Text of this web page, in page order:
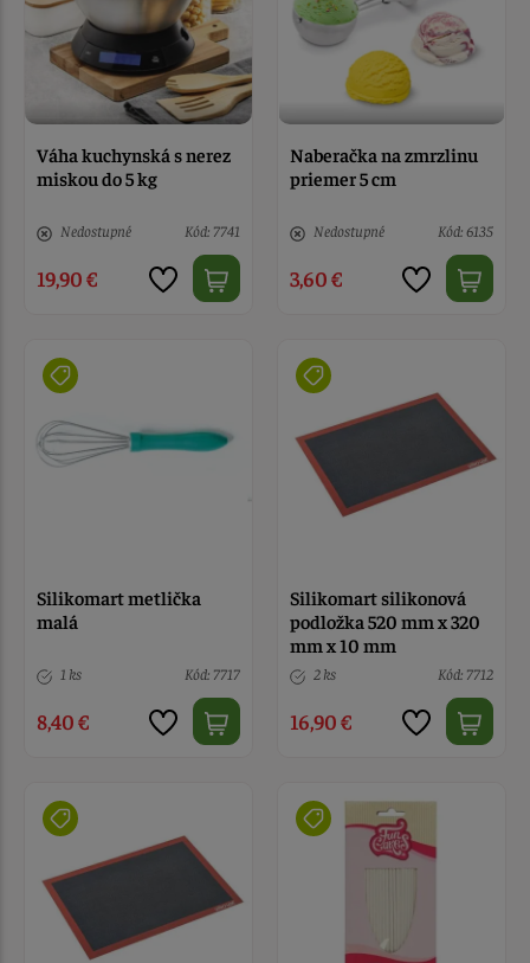
Váha kuchynská s nerez
miskou do 5 kg
Nedostupné Kód: 7741
19,90 €
Naberačka na zmrzlinu
priemer 5 cm
Nedostupné Kód: 6135
3,60 €
Silikomart metlička
malá
1 ks Kód: 7717
8,40 €
Silikomart silikonová
podložka 520 mm x 320
mm x 10 mm
2 ks Kód: 7712
16,90 €